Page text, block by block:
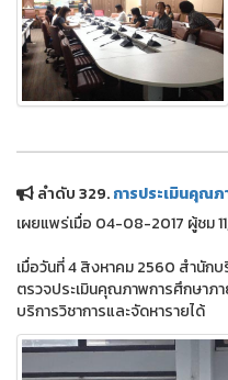
ลำดับ 329.การประเมินคุณ
เผยแพร่เมื่อ 04-08-2017 ผู้ชม
เมื่อวันที่ 4 สิงหาคม 2560 สำนักบ
ตรวจประเมินคุณภาพการศึกษาภ
บริการวิชาการและจัดหารายได้